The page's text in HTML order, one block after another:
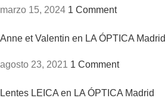
marzo 15, 2024 1 Comment
Anne et Valentin en LA ÓPTICA Madrid
agosto 23, 2021 1 Comment
Lentes LEICA en LA ÓPTICA Madrid